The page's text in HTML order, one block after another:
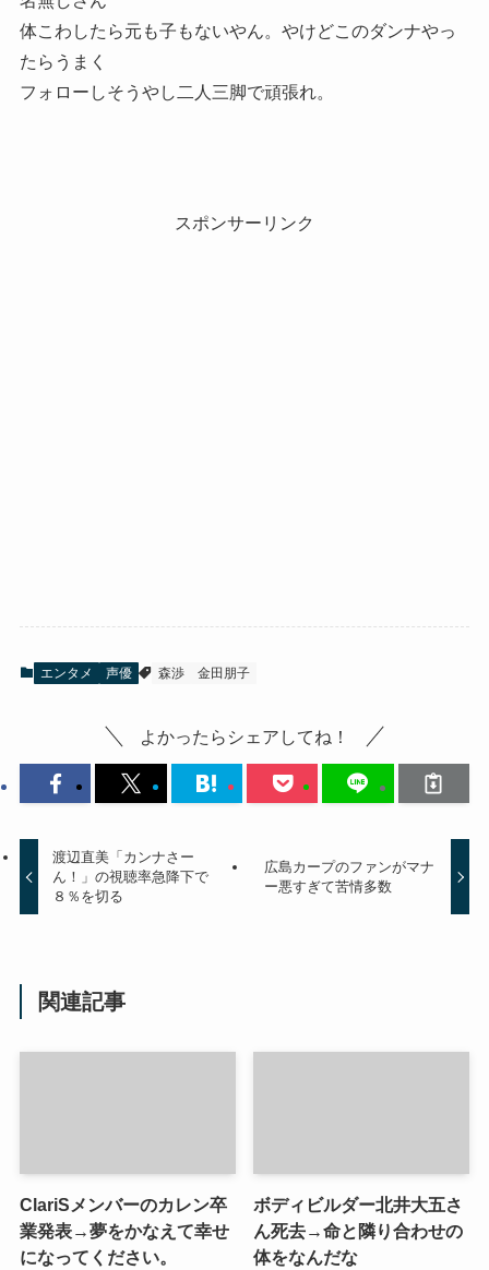
体こわしたら元も子もないやん。やけどこのダンナやっ
たらうまく
フォローしそうやし二人三脚で頑張れ。
スポンサーリンク
エンタメ 声優 森渉 金田朋子
よかったらシェアしてね！
渡辺直美「カンナさー
ん！」の視聴率急降下で
８％を切る
広島カープのファンがマナ
ー悪すぎて苦情多数
関連記事
ClariSメンバーのカレン卒
業発表→夢をかなえて幸せ
になってください。
ボディビルダー北井大五さ
ん死去→命と隣り合わせの
体をなんだな